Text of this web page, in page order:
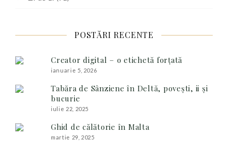
POSTĂRI RECENTE
Creator digital – o etichetă forțată
ianuarie 5, 2026
Tabăra de Sânziene în Deltă, povești, ii și
bucurie
iulie 22, 2025
Ghid de călătorie în Malta
martie 29, 2025